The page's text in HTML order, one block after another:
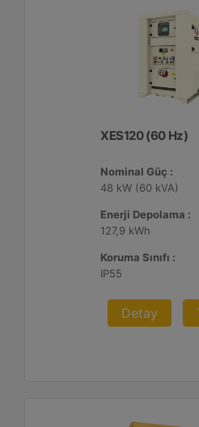
XES120 (60 Hz)
Nominal Güç :
48 kW (60 kVA)
Enerji Depolama :
127,9 kWh
Koruma Sınıfı :
IP55
Detay